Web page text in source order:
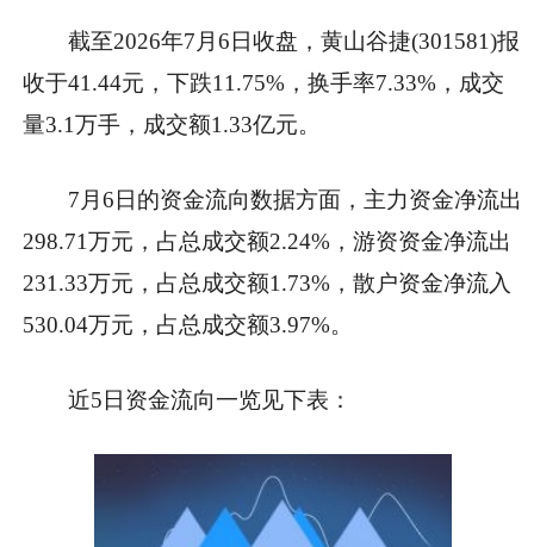
截至2026年7月6日收盘，黄山谷捷(301581)报
收于41.44元，下跌11.75%，换手率7.33%，成交
量3.1万手，成交额1.33亿元。
7月6日的资金流向数据方面，主力资金净流出
298.71万元，占总成交额2.24%，游资资金净流出
231.33万元，占总成交额1.73%，散户资金净流入
530.04万元，占总成交额3.97%。
近5日资金流向一览见下表：